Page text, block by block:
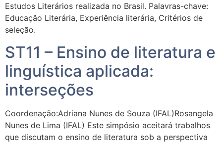
Estudos Literários realizada no Brasil. Palavras-chave:
Educação Literária, Experiência literária, Critérios de
seleção.
ST11 – Ensino de literatura e
linguística aplicada:
interseções
Coordenação:Adriana Nunes de Souza (IFAL)Rosangela
Nunes de Lima (IFAL) Este simpósio aceitará trabalhos
que discutam o ensino de literatura sob a perspectiva